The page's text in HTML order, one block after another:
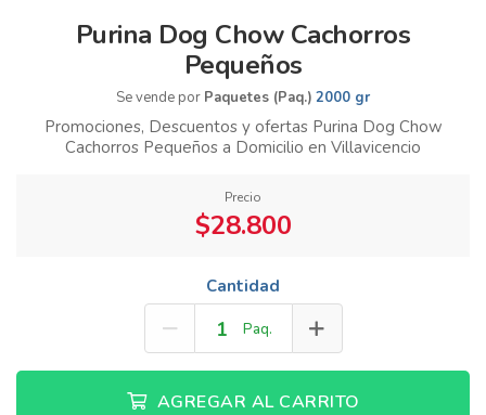
Purina Dog Chow Cachorros
Pequeños
Se vende por Paquetes (Paq.) 2000 gr
Promociones, Descuentos y ofertas Purina Dog Chow
Cachorros Pequeños a Domicilio en Villavicencio
Precio
$28.800
Cantidad
Paq.
AGREGAR AL CARRITO